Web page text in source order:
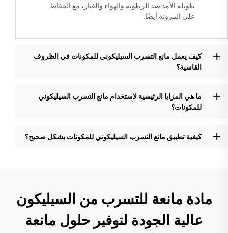
طويلة الأمد ضد الرطوبة والهواء والغبار، مع الحفاظ
على المرونة أيضًا.
كيف يعمل مانع التسرب السيليكوني للمكونات في الظروف
القاسية؟
ما هي المزايا الرئيسية لاستخدام مانع التسرب السيليكوني
للمكونات؟
كيفية تطبيق مانع التسرب السيليكوني للمكونات بشكل صحيح؟
مادة مانعة للتسرب من السيليكون
عالية الجودة لتوفير حلول مانعة